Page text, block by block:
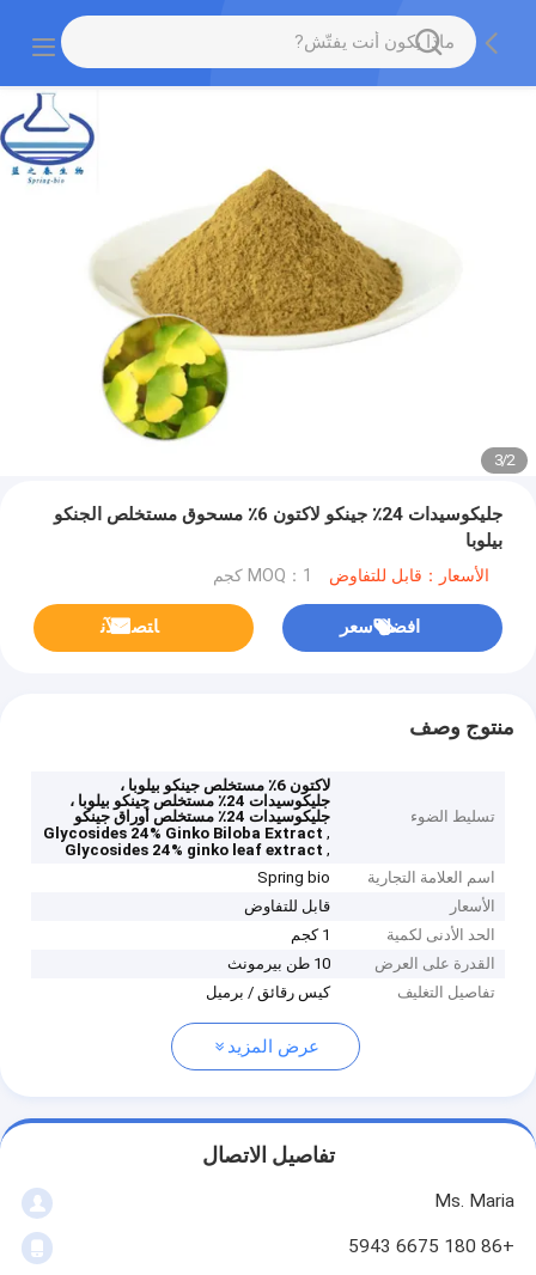
2
/
3
جليكوسيدات 24٪ جينكو لاكتون 6٪ مسحوق مستخلص الجنكو
بيلوبا
الأسعار：قابل للتفاوض MOQ：1 كجم
افضل سعر ﺎﺘﺼﻟ ﺍﻶﻧ
منتوج وصف
تسليط الضوء
لاكتون 6٪ مستخلص جينكو بيلوبا ،
جليكوسيدات 24٪ مستخلص جينكو بيلوبا ،
جليكوسيدات 24٪ مستخلص أوراق جينكو
,
Glycosides 24% Ginko Biloba Extract
,
Glycosides 24% ginko leaf extract
اسم العلامة التجارية
Spring bio
الأسعار
قابل للتفاوض
الحد الأدنى لكمية
1 كجم
القدرة على العرض
10 طن بيرمونث
تفاصيل التغليف
كيس رقائق / برميل
عرض المزيد
تفاصيل الاتصال
Ms. Maria
+86 180 6675 5943